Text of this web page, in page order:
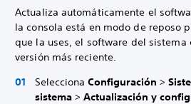
Actualiza automáticamente el
la consola está en modo de reposo
que la uses, el software del sistema
versión más reciente.
Selecciona Configuración >
sistema > Actualización y